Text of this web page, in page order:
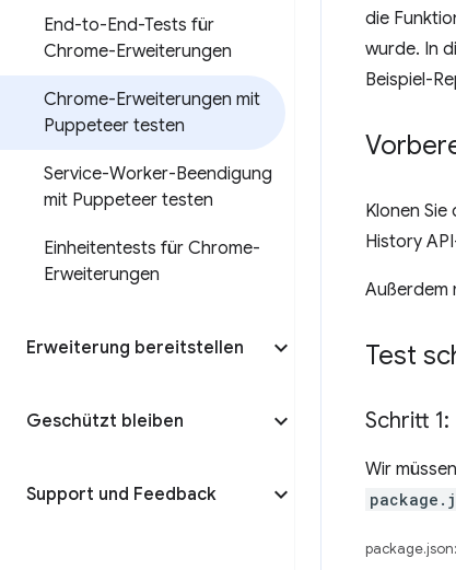
End-to-End-Tests für
Chrome-Erweiterungen
Chrome-Erweiterungen mit
Puppeteer testen
Service-Worker-Beendigung
mit Puppeteer testen
Einheitentests für Chrome-
Erweiterungen
Erweiterung bereitstellen
Geschützt bleiben
Support und Feedback
die
wurde. In
Beispiel-
Klonen
History
Außerdem
Test
Schritt
Wir
package.json: